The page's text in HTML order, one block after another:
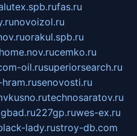
fas.ru
novoizol.ru
orakul.spb.ru
home.nov.rucemko.ru
oil.rusuperiorsearch.ru
hram.rusenovosti.ru
technosaratov.ru
227gp.ruwes-ex.ru
lady.rustroy-db.com